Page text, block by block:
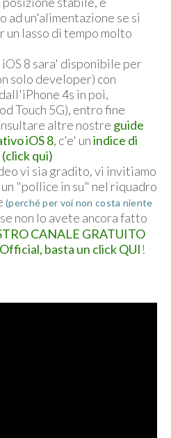
un'alimentazione se si
un lasso di tempo molto
8 sara' disponibile per
solo developer) con
4s in poi,
Touch 5G), entro fine
altre nostre guide
iOS 8, c'e' unindice di
qui)
vi sia gradito, vi invitiamo
"pollice in su" nel riquadro
(perché per voi non costa niente
se non lo avete ancora fatto
CANALE GRATUITO
basta un click QUI !